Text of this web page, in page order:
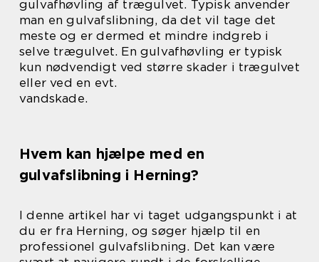
gulvafhøvling af trægulvet. Typisk anvender
man en gulvafslibning, da det vil tage det
meste og er dermed et mindre indgreb i
selve trægulvet. En gulvafhøvling er typisk
kun nødvendigt ved større skader i trægulvet
eller ved en evt.
vandskade.
Hvem kan hjælpe med en
gulvafslibning i Herning?
I denne artikel har vi taget udgangspunkt i at
du er fra Herning, og søger hjælp til en
professionel gulvafslibning. Det kan være